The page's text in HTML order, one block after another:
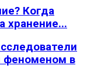
Когда
хранение...
феноменом в